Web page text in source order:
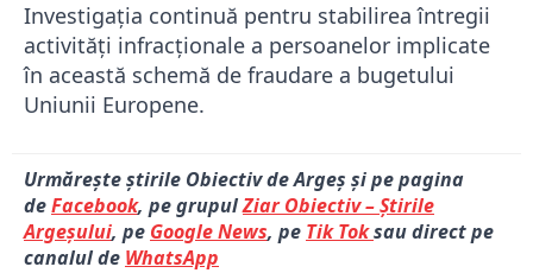
Investigația continuă pentru stabilirea întregii
activități infracționale a persoanelor implicate
în această schemă de fraudare a bugetului
Uniunii Europene.
Urmărește știrile Obiectiv de Argeș și pe pagina
deFacebook, pe grupulZiar Obiectiv – Știrile
Argeșului, pe Google News, pe Tik Toksau direct pe
canalul de WhatsApp